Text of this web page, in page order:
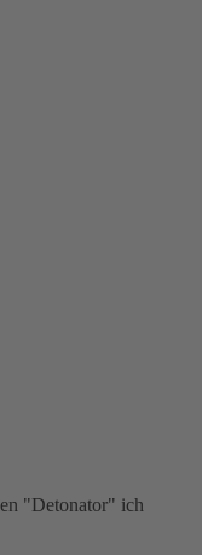
"Detonator" ich